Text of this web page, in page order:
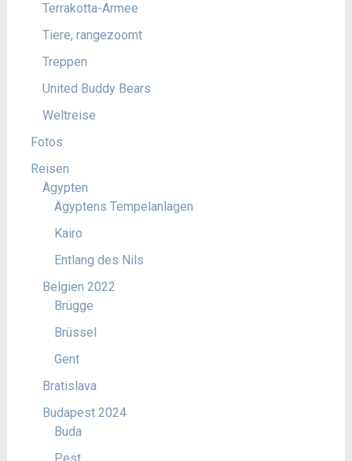
Terrakotta-Armee
Tiere, rangezoomt
Treppen
United Buddy Bears
Weltreise
Fotos
Reisen
Ägypten
Ägyptens Tempelanlagen
Kairo
Entlang des Nils
Belgien 2022
Brügge
Brüssel
Gent
Bratislava
Budapest 2024
Buda